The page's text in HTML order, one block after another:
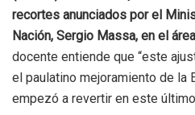
recortes anunciados por el
Nación, Sergio Massa, en el
docente entiende que “este
el paulatino mejoramiento de la
empezó a revertir en este último